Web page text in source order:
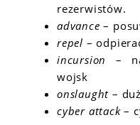
rezerwistów.
advance–
repel –
incursion –
wojsk
onslaught –
cyber attack–